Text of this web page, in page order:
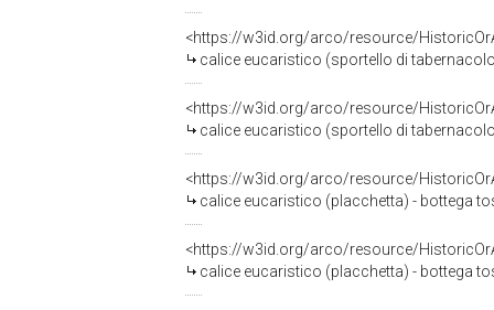
<https://w3id.org/arco/resource/
calice eucaristico (sportello di
<https://w3id.org/arco/resource/
calice eucaristico (sportello di
<https://w3id.org/arco/resource/
calice eucaristico (placchetta) - bottega
<https://w3id.org/arco/resource/
calice eucaristico (placchetta) - bottega